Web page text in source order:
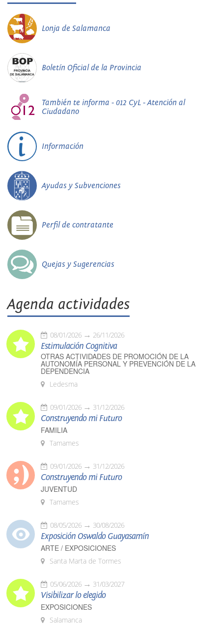
Lonja de Salamanca
Boletín Oficial de la Provincia
También te informa - 012 CyL - Atención al
Ciudadano
Información
Ayudas y Subvenciones
Perfil de contratante
Quejas y Sugerencias
Agenda actividades
08/01/2026 26/11/2026
Estimulación Cognitiva
OTRAS ACTIVIDADES DE PROMOCIÓN DE LA
AUTONOMÍA PERSONAL Y PREVENCIÓN DE LA
DEPENDENCIA
Ledesma
09/01/2026 31/12/2026
Construyendo mi Futuro
FAMILIA
Tamames
09/01/2026 31/12/2026
Construyendo mi Futuro
JUVENTUD
Tamames
08/05/2026 30/08/2026
Exposición Oswaldo Guayasamín
ARTE / EXPOSICIONES
Santa Marta de Tormes
05/06/2026 31/03/2027
Visibilizar lo elegido
EXPOSICIONES
Salamanca